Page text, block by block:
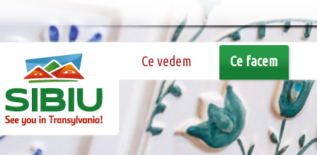
Ce vedem Ce facem